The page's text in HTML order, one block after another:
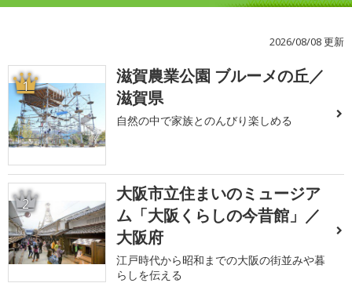
2026/08/08 更新
1
滋賀農業公園 ブルーメの丘／
滋賀県
自然の中で家族とのんびり楽しめる
2
大阪市立住まいのミュージア
ム「大阪くらしの今昔館」／
大阪府
江戸時代から昭和までの大阪の街並みや暮
らしを伝える